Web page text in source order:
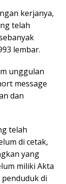
kerjanya,
telah
lembar.
unggulan
message
dan
telah
di cetak,
yang
miliki Akta
penduduk di